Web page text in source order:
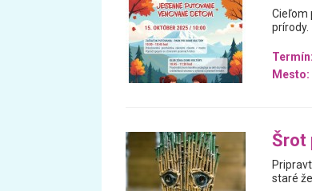
Cieľom
prírody.
Termín:
Mesto:
Šrot
staré